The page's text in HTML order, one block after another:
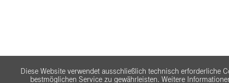
Diese Website verwendet ausschließlich technisch erforderliche
bestmöglichen Service zu gewährleisten. Weitere